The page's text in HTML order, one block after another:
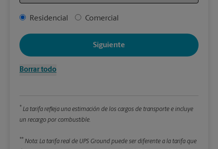
Address Type
Residencial Comercial
Borrar todo
Siguiente
* La tarifa refleja una estimación de los cargos de transporte e incluye
un recargo por combustible.
** Nota: La tarifa real de UPS Ground puede ser diferente a la tarifa que